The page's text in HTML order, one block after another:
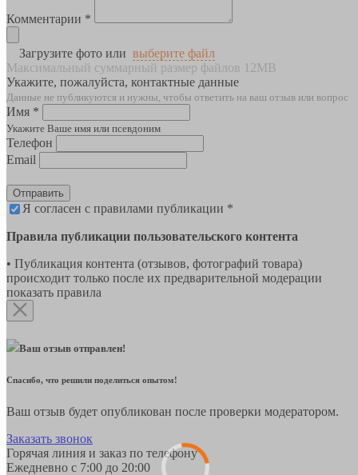
Комментарии *
Загрузите фото или выберите файл
Максимальный суммарный размер файлов 12MB
Укажите, пожалуйста, контактные данные
Данные не публикуются и нужны, чтобы ответить на ваш отзыв или вопрос
Имя *
Укажите Ваше имя или псевдоним
Телефон
Email
Отправить
Я согласен с правилами публикации *
Правила публикации пользовательского контента
• Публикация контента (отзывов, фотографий товара)
происходит только после их предварительной модерации
показать правила
Ваш отзыв отправлен!
Спасибо, что решили поделиться опытом!
Ваш отзыв будет опубликован после проверки модератором.
Заказать звонок
Горячая линия и заказ по телефону
Ежедневно с 7:00 до 20:00